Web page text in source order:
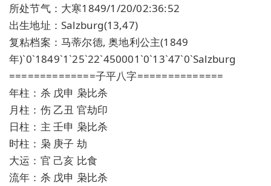
所处节气：大寒1849/1/20/02:36:52
出生地址：Salzburg(13,47)
复粘档案：马蒂尔德, 奥地利公主(1849
年)`0`1849`1`25`22`450001`0`13`47`0`Salzburg
==============子平八字==============
年柱：杀 戊申 枭比杀
月柱：伤 乙丑 官劫印
日柱：主 壬申 枭比杀
时柱：枭 庚子 劫
大运：官 己亥 比食
流年：杀 戊申 枭比杀